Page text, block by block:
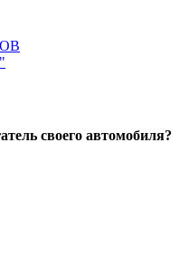
своего автомобиля?